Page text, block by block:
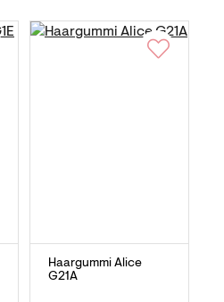
Haargummi Alice
G21A